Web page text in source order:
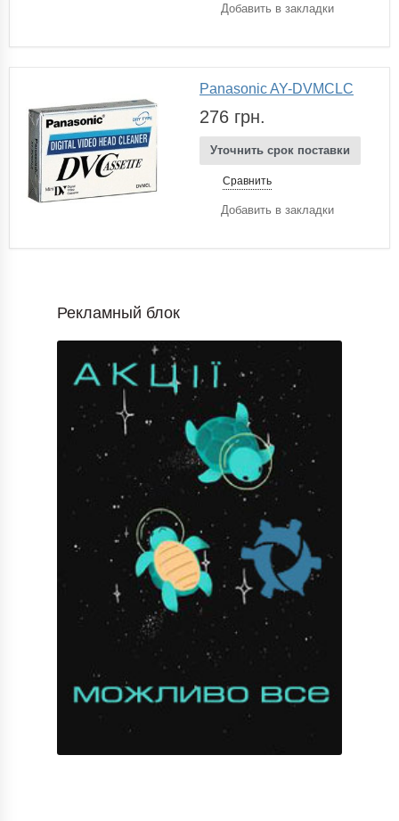
Добавить в закладки
Panasonic AY-DVMCLC
276 грн.
Уточнить срок поставки
Сравнить
Добавить в закладки
Рекламный блок